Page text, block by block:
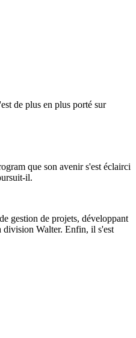
de plus en plus porté sur
que son avenir s'est éclairci
il.
gestion de projets, développant
division Walter. Enfin, il s'est